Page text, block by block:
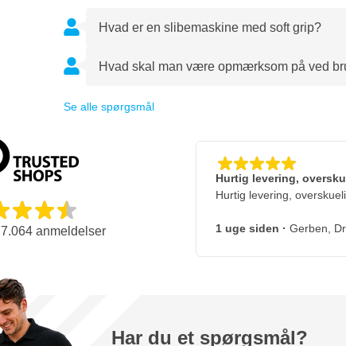
Hvad er en slibemaskine med soft grip?
Hvad skal man være opmærksom på ved
Se alle spørgsmål
7.064anmeldelser
Hurtig levering,
Hurtig levering,
1 uge siden · Gerben,
Har du et spørgsmål?